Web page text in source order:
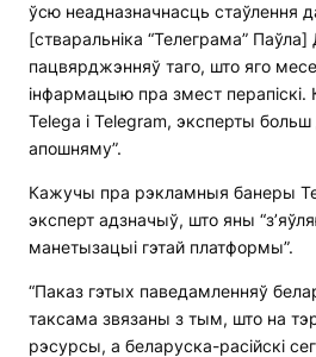
ўсю неадназначнасць стаўлення
[стваральніка “Телеграма”
пацвярджэнняў таго, што яго
інфармацыю пра змест перапіскі.
Telega і Telegram, эксперты
апошняму”.
Кажучы пра рэкламныя банеры
эксперт адзначыў, што яны
манетызацыі гэтай платформы”.
“Паказ гэтых паведамленняў
таксама звязаны з тым, што на
рэсурсы, а беларуска-расійскі